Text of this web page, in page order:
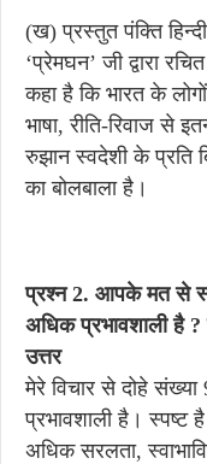
(ख) प्रस्तुत पंक्ति
‘प्रेमघन’ जी द्वारा
कहा है कि भारत के
भाषा, रीति-रिवाज से
रुझान स्वदेशी के प्रति
का बोलबाला है।
प्रश्न 2. आपके मत से
अधिक प्रभावशाली है
उत्तर
मेरे विचार से दोहे
प्रभावशाली है। स्पष्ट
अधिक सरलता,